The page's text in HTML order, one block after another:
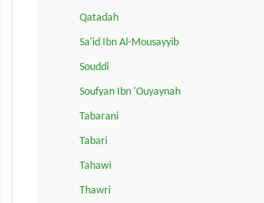
Qatadah
Sa'id Ibn Al-Mousayyib
Souddi
Soufyan Ibn 'Ouyaynah
Tabarani
Tabari
Tahawi
Thawri